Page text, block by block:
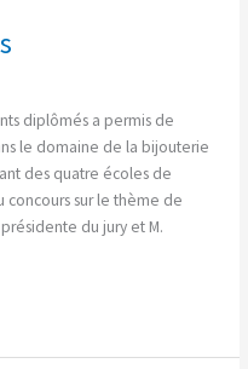
diplômés a permis de
le domaine de la bijouterie
des quatre écoles de
sur le thème de
du jury et M.